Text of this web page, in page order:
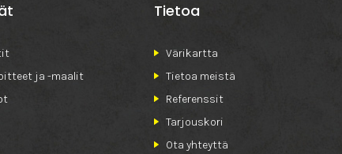
ja -maalit
Tietoa
Värikartta
Tietoa meistä
Referenssit
Tarjouskori
Ota yhteyttä